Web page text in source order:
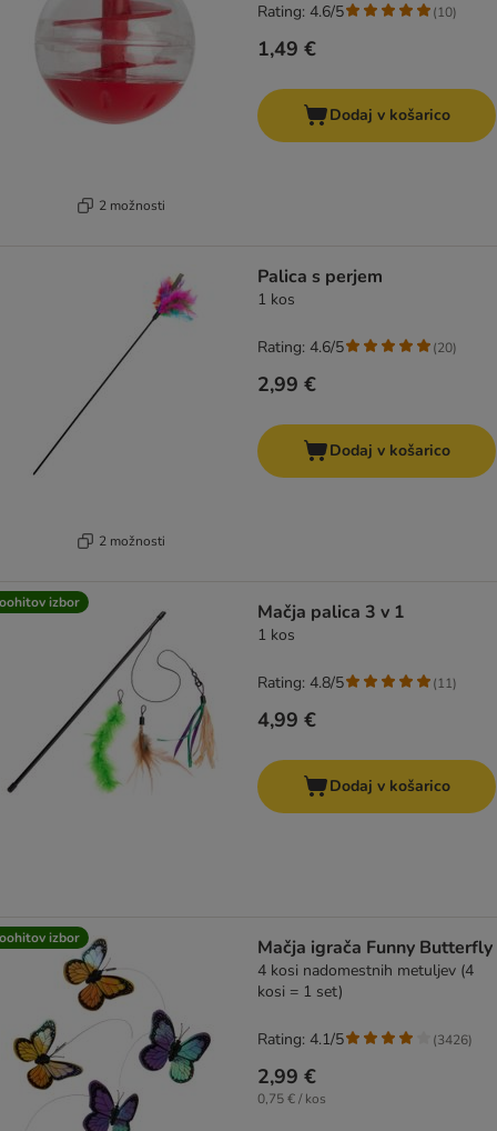
2 možnosti
1,49 €
Rating: 4.6/5 (10)
Dodaj v košarico
2 možnosti
Palica s perjem
1 kos
2,99 €
Rating: 4.6/5 (20)
Dodaj v košarico
izbor Mačja palica 3 v 1
1 kos
4,99 €
Rating: 4.8/5 (11)
Dodaj v košarico
izbor Mačja igrača Funny Butterfly
4 kosi nadomestnih metuljev (4
kosi = 1 set)
2,99 €
0,75 € / kos
Rating: 4.1/5 (3426)